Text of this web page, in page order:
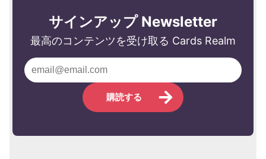
サインアップ Newsletter
最高のコンテンツを受け取る Cards Realm
購読する